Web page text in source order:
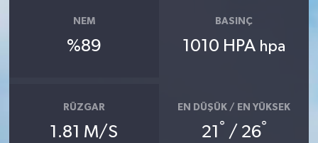
NEM
%89
BASINÇ
1010 HPA hpa
RÜZGAR
1.81 M/S
EN DÜŞÜK / EN YÜKSEK
21 ° / 26°